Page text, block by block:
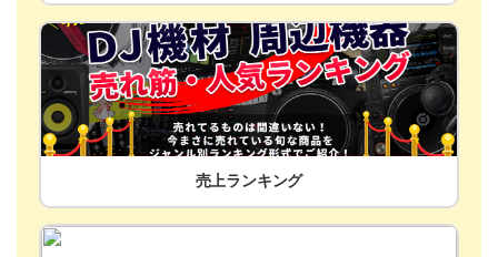
売上ランキング